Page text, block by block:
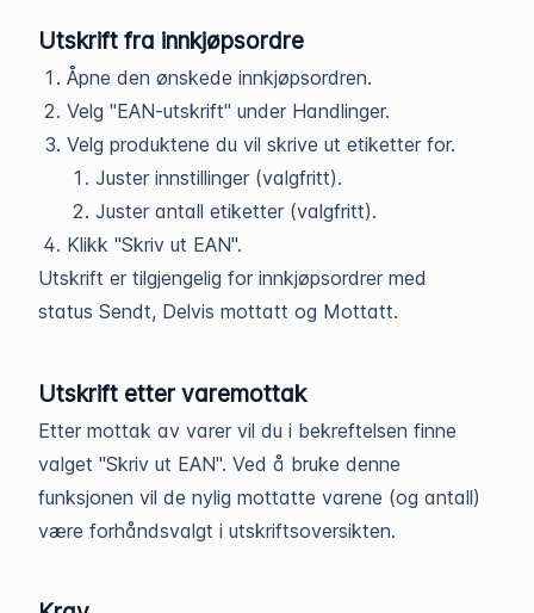
Utskrift fra innkjøpsordre
Åpne den ønskede innkjøpsordren.
Velg "EAN-utskrift" under Handlinger.
Velg produktene du vil skrive ut etiketter for.
Juster innstillinger (valgfritt).
Juster antall etiketter (valgfritt).
Klikk "Skriv ut EAN".
Utskrift er tilgjengelig for innkjøpsordrer med
status Sendt, Delvis mottatt og Mottatt.
Utskrift etter varemottak
Etter mottak av varer vil du i bekreftelsen finne
valget "Skriv ut EAN". Ved å bruke denne
funksjonen vil de nylig mottatte varene (og antall)
være forhåndsvalgt i utskriftsoversikten.